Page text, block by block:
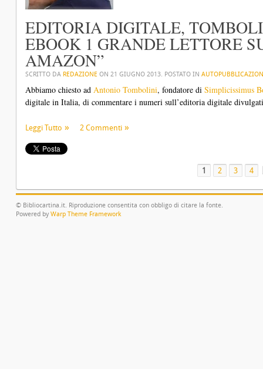
EDITORIA DIGITALE,
EBOOK 1 GRANDE LETTORE
AMAZON”
SCRITTO DA REDAZIONE ON 21 GIUGNO 2013. POSTATO IN
Abbiamo chiesto ad Antonio Tombolini, fondatore di Simplicissimus
digitale in Italia, di commentare i numeri sull’editoria digitale
Leggi Tutto 2 Commenti
1 2 3 4
© Bibliocartina.it. Riproduzione consentita con obbligo di citare la fonte.
Powered by Warp Theme Framework